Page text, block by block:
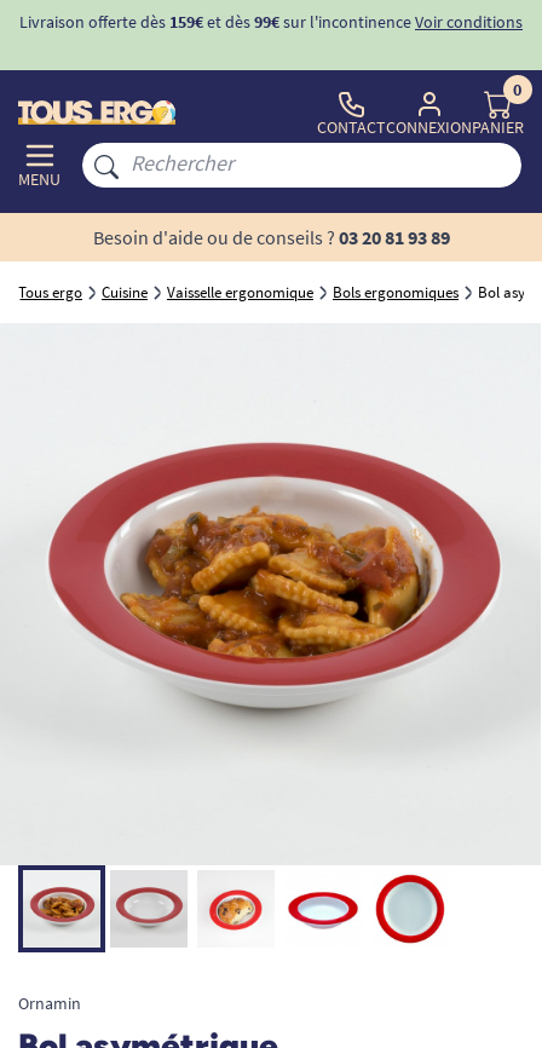
Livraison offerte dès 159€et dès99€sur l'incontinenceVoir conditions
MENU
CONTACTCONNEXION
0
PANIER
Besoin d'aide ou de conseils ? 03 20 81 93 89
Tous ergo Cuisine Vaisselle ergonomique Bols ergonomiques Bol
Ornamin